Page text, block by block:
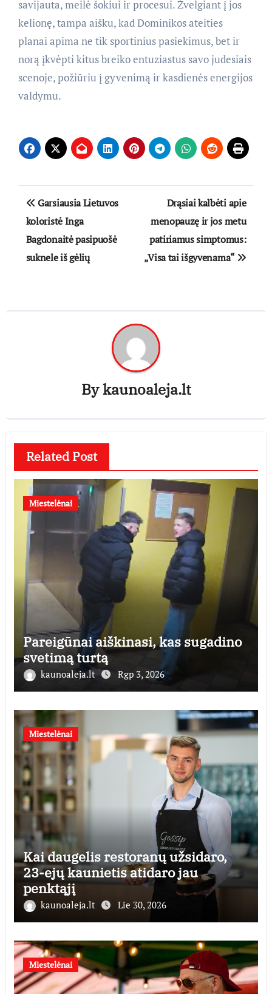
savijauta, meilė šokiui ir procesui. Žvelgiant į jos
kelionę, tampa aišku, kad Dominikos ateities
planai apima ne tik sportinius pasiekimus, bet ir
norą įkvėpti kitus breiko entuziastus savo judesiais
scenoje, požiūriu į gyvenimą ir kasdienės energijos
valdymu.
Navigacija
tarp
įrašų
Garsiausia Lietuvos
koloristė Inga
Bagdonaitė pasipuošė
suknele iš gėlių
Drąsiai kalbėti apie
menopauzę ir jos metu
patiriamus simptomus:
„Visa tai išgyvenama“
Bykaunoaleja.lt
Related Post
Miestelėnai
Pareigūnai aiškinasi, kas sugadino
svetimą turtą
kaunoaleja.lt Rgp 3, 2026
Miestelėnai
Kai daugelis restoranų užsidaro,
23-ejų kaunietis atidaro jau
penktąjį
kaunoaleja.lt Lie 30, 2026
Miestelėnai